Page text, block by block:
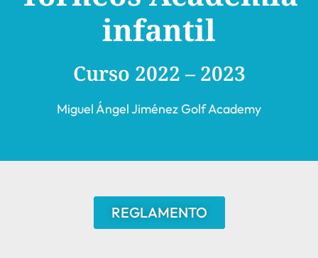
infantil
Curso 2022 – 2023
Miguel Ángel Jiménez Golf Academy
REGLAMENTO